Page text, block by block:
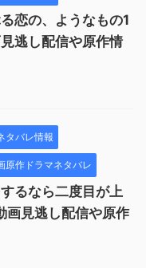
恋の、ようなもの1
逃し配信や原作情
タバレ情報
原作ドラマネタバレ
するなら二度目が上
画見逃し配信や原作